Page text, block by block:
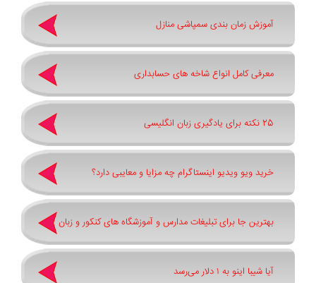
آموزش زمان بندی سمپاشی منازل
معرفی کامل انواع شاخه های حسابداری
25 نکته برای یادگیری زبان انگلیسی
خرید ویو ویدیو اینستاگرام چه مزایا و معایبی دارد؟
بهترین جا برای تبلیغات مدارس و آموزشگاه های کنکور و زبان
آیا شیبا اینو به ۱ دلار می‌رسد